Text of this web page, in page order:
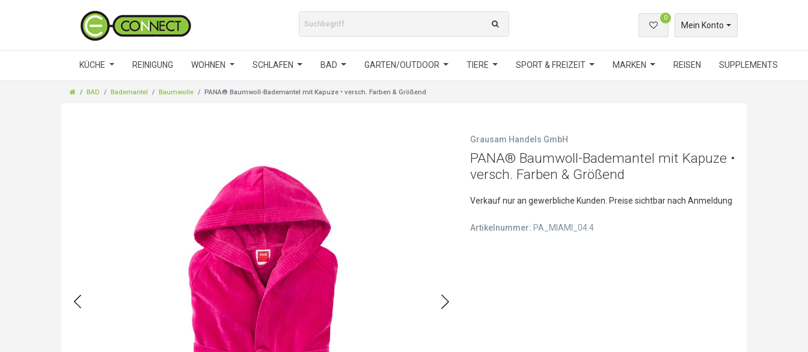
0
Mein Konto
KÜCHE REINIGUNG WOHNEN SCHLAFEN BAD GARTEN/OUTDOOR TIERE SPORT & FREIZEIT MARKEN REISEN SUPPLEMENTS
BAD Bademantel Baumwolle PANA® Baumwoll-Bademantel mit Kapuze • versch. Farben & Größend
Grausam Handels GmbH
PANA® Baumwoll-Bademantel mit Kapuze •
versch. Farben & Größend
Verkauf nur an gewerbliche Kunden. Preise sichtbar nach Anmeldung
Artikelnummer: PA_MIAMI_04.4